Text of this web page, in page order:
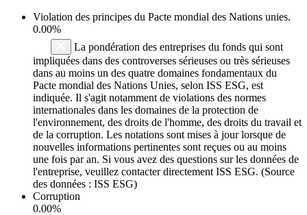
Violation des principes du Pacte mondial des Nations unies.
0.00%
La pondération des entreprises du fonds qui sont
impliquées dans des controverses sérieuses ou très sérieuses
dans au moins un des quatre domaines fondamentaux du
Pacte mondial des Nations Unies, selon ISS ESG, est
indiquée. Il s'agit notamment de violations des normes
internationales dans les domaines de la protection de
l'environnement, des droits de l'homme, des droits du travail et
de la corruption. Les notations sont mises à jour lorsque de
nouvelles informations pertinentes sont reçues ou au moins
une fois par an. Si vous avez des questions sur les données de
l'entreprise, veuillez contacter directement ISS ESG. (Source
des données : ISS ESG)
Corruption
0.00%